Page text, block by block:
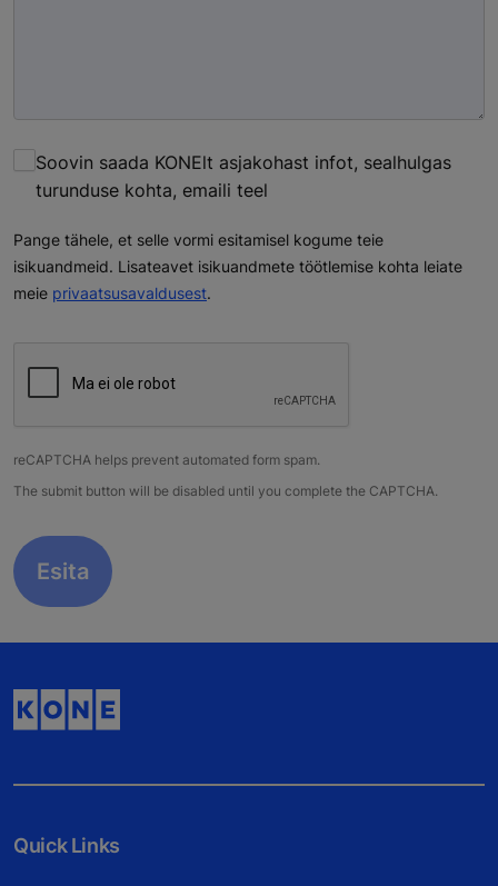
Soovin saada KONElt asjakohast infot, sealhulgas
turunduse kohta, emaili teel
Pange tähele, et selle vormi esitamisel kogume teie
isikuandmeid. Lisateavet isikuandmete töötlemise kohta leiate
meie privaatsusavaldusest.
reCAPTCHA helps prevent automated form spam.
The submit button will be disabled until you complete the CAPTCHA.
Quick Links